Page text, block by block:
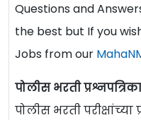
Questions and
the best but If you
Jobs from our
पोलीस भरती
पोलीस भरती परीक्षांच्या